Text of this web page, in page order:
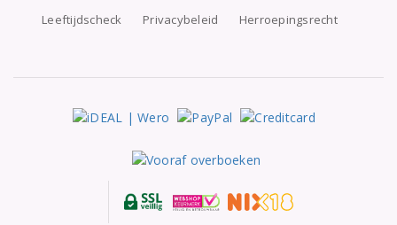
Leeftijdscheck
Privacybeleid Herroepingsrecht